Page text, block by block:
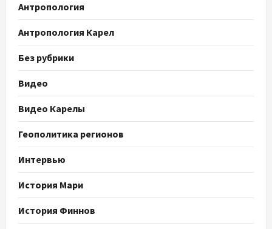
Антропология
Антропология Карел
Без рубрики
Видео
Видео Карелы
Геополитика регионов
Интервью
История Мари
История Финнов